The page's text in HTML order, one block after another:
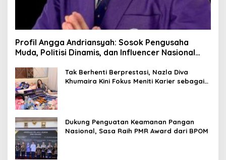
Profil Angga Andriansyah: Sosok Pengusaha
Muda, Politisi Dinamis, dan Influencer Nasional
Tak Berhenti Berprestasi, Nazla Diva
Khumaira Kini Fokus Meniti Karier sebagai
Dukung Penguatan Keamanan Pangan
Nasional, Sasa Raih PMR Award dari BPOM